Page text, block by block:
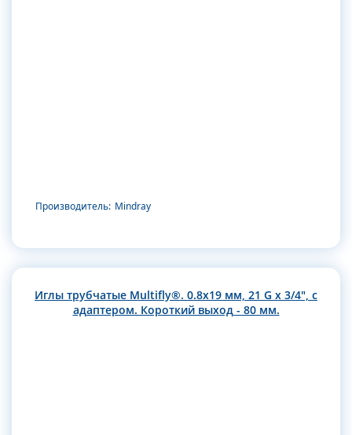
Производитель: Mindray
Иглы трубчатые Multifly®. 0.8х19 мм, 21 G x 3/4", с
адаптером. Короткий выход - 80 мм.